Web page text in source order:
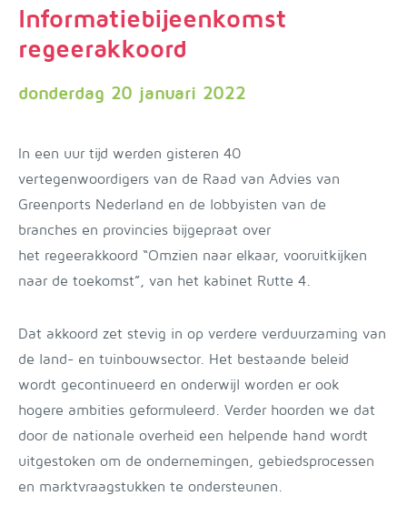
Informatiebijeenkomst
regeerakkoord
donderdag 20 januari 2022
In een uur tijd werden gisteren 40
vertegenwoordigers van de Raad van Advies van
Greenports Nederland en de lobbyisten van de
branches en provincies bijgepraat over
het regeerakkoord “Omzien naar elkaar, vooruitkijken
naar de toekomst”, van het kabinet Rutte 4.
Dat akkoord zet stevig in op verdere verduurzaming van
de land- en tuinbouwsector. Het bestaande beleid
wordt gecontinueerd en onderwijl worden er ook
hogere ambities geformuleerd. Verder hoorden we dat
door de nationale overheid een helpende hand wordt
uitgestoken om de ondernemingen, gebiedsprocessen
en marktvraagstukken te ondersteunen.